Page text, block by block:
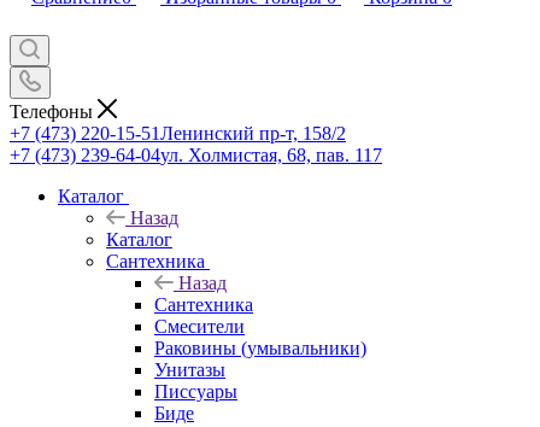
Телефоны
+7 (473) 220-15-51Ленинский пр-т, 158/2
+7 (473) 239-64-04ул. Холмистая, 68, пав. 117
Каталог
Назад
Каталог
Сантехника
Назад
Сантехника
Смесители
Раковины (умывальники)
Унитазы
Писсуары
Биде